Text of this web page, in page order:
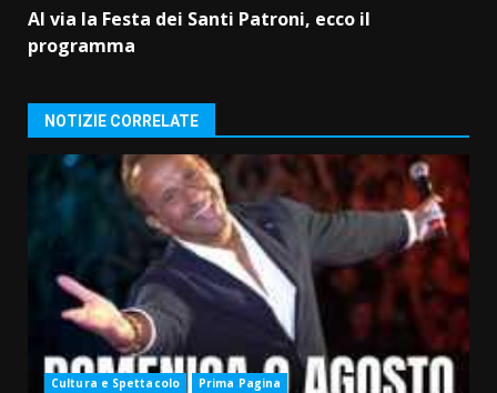
Al via la Festa dei Santi Patroni, ecco il
programma
NOTIZIE CORRELATE
Cultura e Spettacolo Prima Pagina